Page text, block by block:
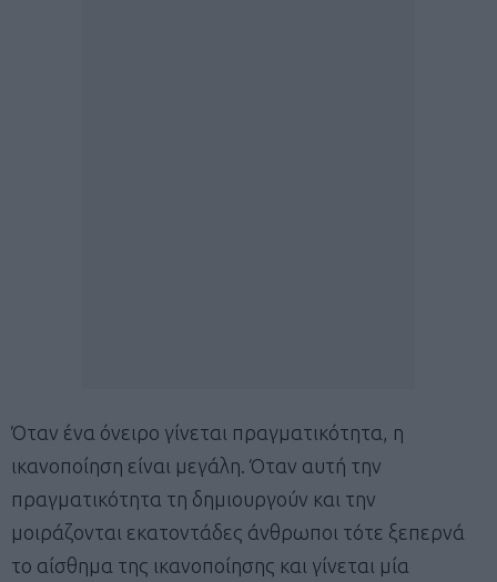
Όταν ένα όνειρο γίνεται πραγματικότητα, η
ικανοποίηση είναι μεγάλη. Όταν αυτή την
πραγματικότητα τη δημιουργούν και την
μοιράζονται εκατοντάδες άνθρωποι τότε ξεπερνά
το αίσθημα της ικανοποίησης και γίνεται μία